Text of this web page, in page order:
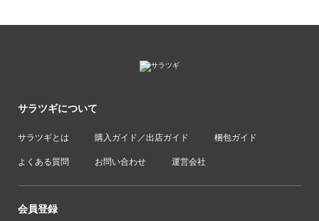
サラツギについて
サラツギとは 購入ガイド／出店ガイド 梱包ガイド
よくある質問 お問い合わせ 運営会社
会員登録